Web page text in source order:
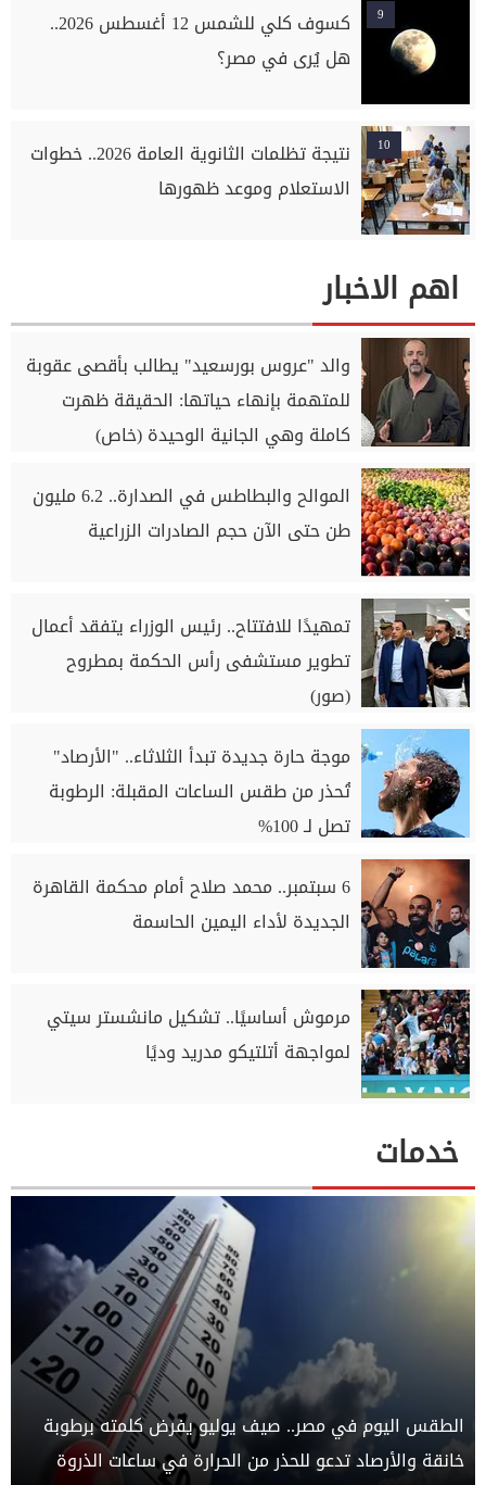
9
كسوف كلي للشمس 12 أغسطس 2026..
هل يُرى في مصر؟
10
نتيجة تظلمات الثانوية العامة 2026.. خطوات
الاستعلام وموعد ظهورها
اهم الاخبار
والد "عروس بورسعيد" يطالب بأقصى عقوبة
للمتهمة بإنهاء حياتها: الحقيقة ظهرت
كاملة وهي الجانية الوحيدة (خاص)
الموالح والبطاطس في الصدارة.. 6.2 مليون
طن حتى الآن حجم الصادرات الزراعية
تمهيدًا للافتتاح.. رئيس الوزراء يتفقد أعمال
تطوير مستشفى رأس الحكمة بمطروح
(صور)
موجة حارة جديدة تبدأ الثلاثاء.. "الأرصاد"
تُحذر من طقس الساعات المقبلة: الرطوبة
تصل لـ 100%
6 سبتمبر.. محمد صلاح أمام محكمة القاهرة
الجديدة لأداء اليمين الحاسمة
مرموش أساسيًا.. تشكيل مانشستر سيتي
لمواجهة أتلتيكو مدريد وديًا
خدمات
الطقس اليوم في مصر.. صيف يوليو يفرض كلمته برطوبة
خانقة والأرصاد تدعو للحذر من الحرارة في ساعات الذروة